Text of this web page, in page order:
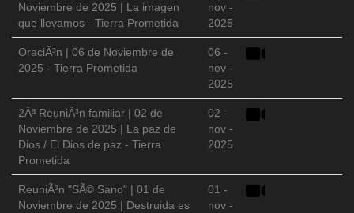
Noviembre de 2025 | La imagen
que llevamos - Tierra Prometida
nov -
2025
OraciÃ³n | 06 de Noviembre de
2025 - Tierra Prometida
06 -
nov -
2025
2Âª ReuniÃ³n familiar | 02 de
Noviembre de 2025 | La paz de
Dios / El Dios de paz - Tierra
Prometida
02 -
nov -
2025
ReuniÃ³n "SÃ© Sano" | 01 de
Noviembre de 2025 | Destruida es
01 -
nov -